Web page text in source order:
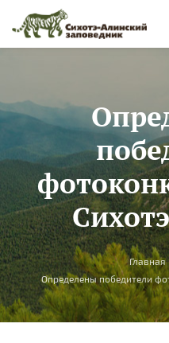
Skip to main content
You are here
Главная
Определены победители